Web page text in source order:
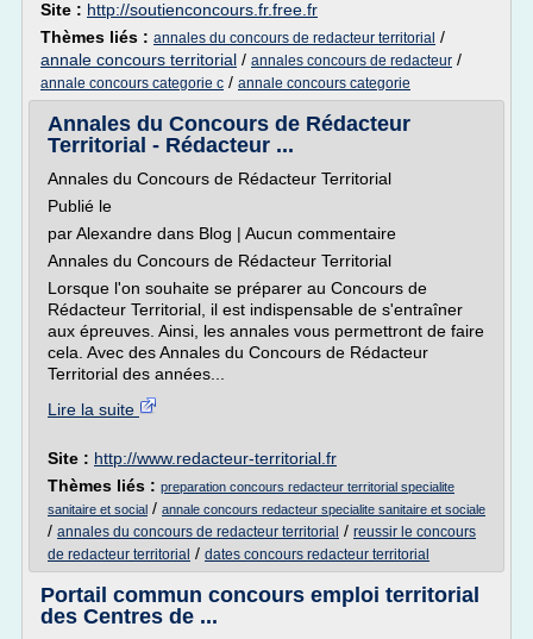
Site : http://soutienconcours.fr.free.fr
Thèmes liés : annales du concours de redacteur territorial /
annale concours territorial / annales concours de redacteur /
annale concours categorie c / annale concours categorie
Annales du Concours de Rédacteur
Territorial - Rédacteur ...
Annales du Concours de Rédacteur Territorial
Publié le
par Alexandre dans Blog | Aucun commentaire
Annales du Concours de Rédacteur Territorial
Lorsque l'on souhaite se préparer au Concours de
Rédacteur Territorial, il est indispensable de s'entraîner
aux épreuves. Ainsi, les annales vous permettront de faire
cela. Avec des Annales du Concours de Rédacteur
Territorial des années...
Lire la suite
Site : http://www.redacteur-territorial.fr
Thèmes liés : preparation concours redacteur territorial specialite
sanitaire et social / annale concours redacteur specialite sanitaire et sociale
/ annales du concours de redacteur territorial / reussir le concours
de redacteur territorial / dates concours redacteur territorial
Portail commun concours emploi territorial
des Centres de ...